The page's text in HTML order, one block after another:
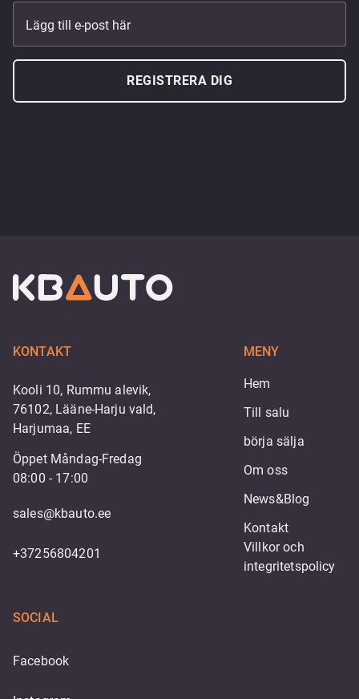
Lägg till e-post här
REGISTRERA DIG
KONTAKT
Kooli 10, Rummu alevik,
76102, Lääne-Harju vald,
Harjumaa, EE
Öppet Måndag-Fredag
08:00 - 17:00
sales@kbauto.ee
+37256804201
MENY
Hem
Till salu
börja sälja
Om oss
News&Blog
Kontakt
Villkor och
integritetspolicy
SOCIAL
Facebook